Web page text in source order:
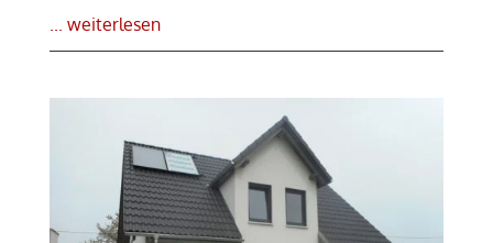
... weiterlesen